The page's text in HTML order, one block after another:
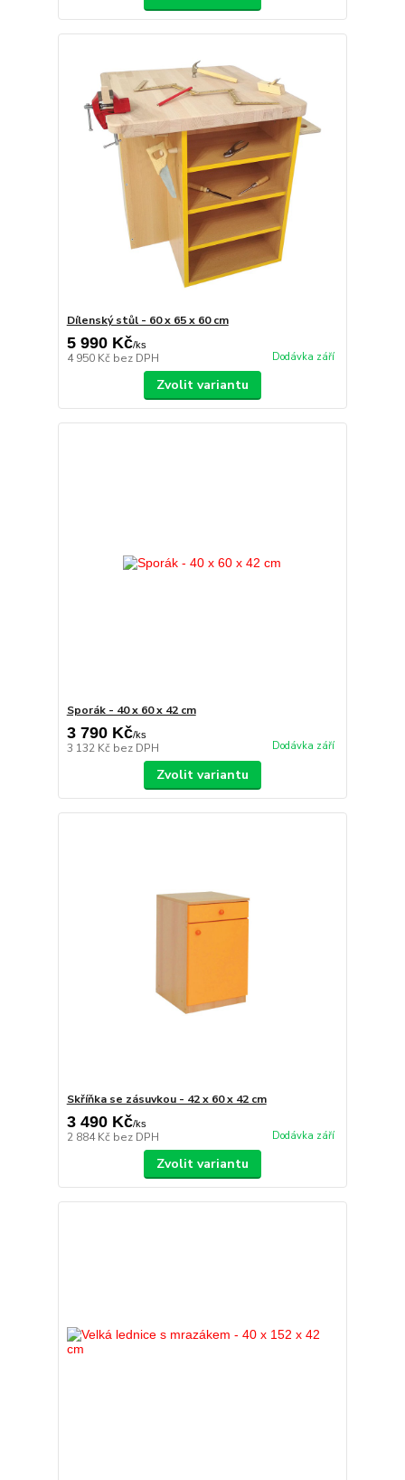
Dílenský stůl - 60 x 65 x 60 cm
5 990 Kč/ks
4 950 Kč bez DPH Dodávka září
Zvolit variantu
Sporák - 40 x 60 x 42 cm
3 790 Kč/ks
3 132 Kč bez DPH Dodávka září
Zvolit variantu
Skříňka se zásuvkou - 42 x 60 x 42 cm
3 490 Kč/ks
2 884 Kč bez DPH Dodávka září
Zvolit variantu